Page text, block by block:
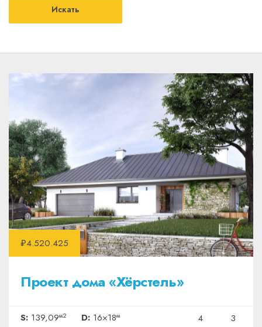
Искать
₽4.520.425
Проект дома «Хёрстель»
S: 139,09м2 D: 16×18м 4 3